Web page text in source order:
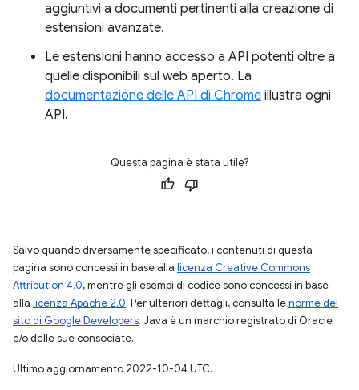
aggiuntivi a documenti pertinenti alla creazione di
estensioni avanzate.
Le estensioni hanno accesso a API potenti oltre a
quelle disponibili sul web aperto. La
documentazione delle API di Chrome illustra ogni
API.
Questa pagina è stata utile?
Salvo quando diversamente specificato, i contenuti di questa
pagina sono concessi in base alla licenza Creative Commons
Attribution 4.0, mentre gli esempi di codice sono concessi in base
alla licenza Apache 2.0. Per ulteriori dettagli, consulta lenorme del
sito di Google Developers. Java è un marchio registrato di Oracle
e/o delle sue consociate.
Ultimo aggiornamento 2022-10-04 UTC.